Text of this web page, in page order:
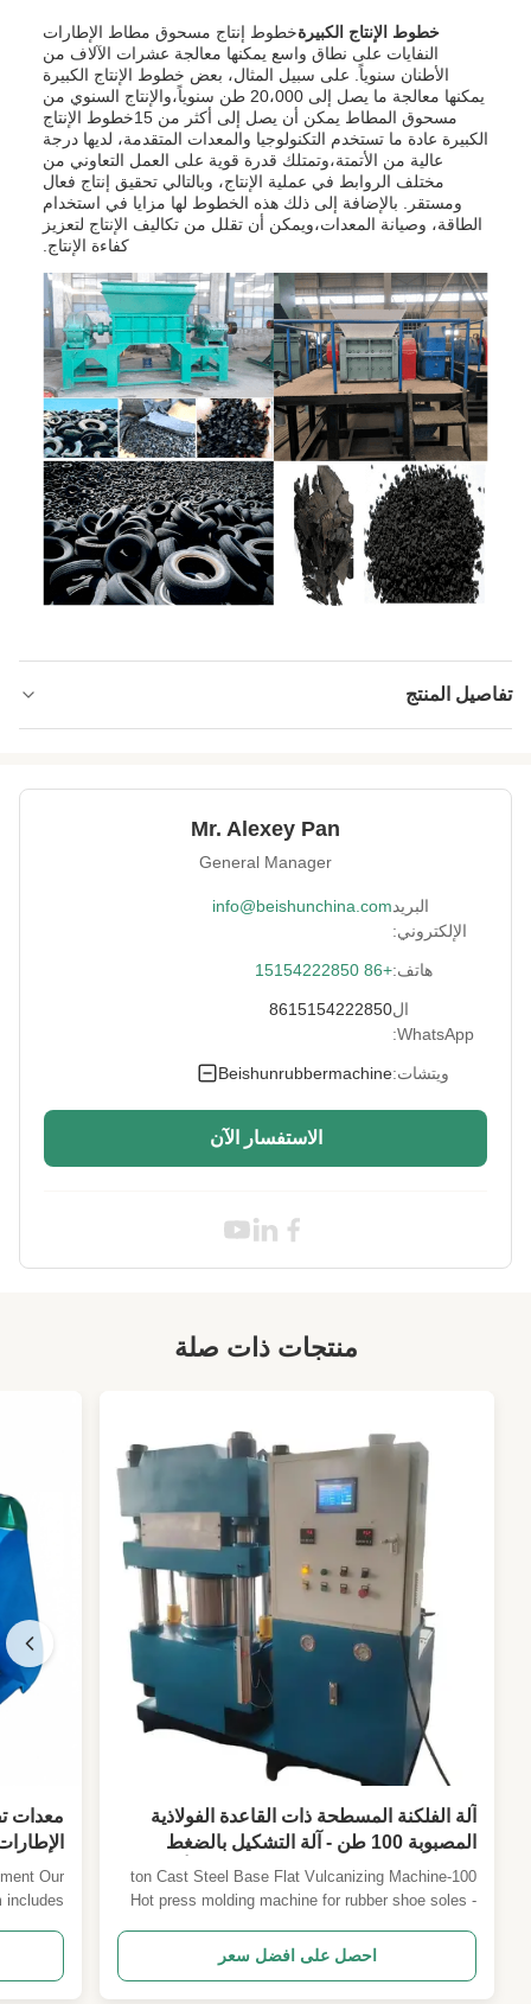
خطوط الإنتاج الكبيرةخطوط إنتاج مسحوق مطاط الإطارات
النفايات على نطاق واسع يمكنها معالجة عشرات الآلاف من
الأطنان سنوياً. على سبيل المثال، بعض خطوط الإنتاج الكبيرة
يمكنها معالجة ما يصل إلى 20،000 طن سنوياً،والإنتاج السنوي من
مسحوق المطاط يمكن أن يصل إلى أكثر من 15خطوط الإنتاج
الكبيرة عادة ما تستخدم التكنولوجيا والمعدات المتقدمة، لديها درجة
عالية من الأتمتة،وتمتلك قدرة قوية على العمل التعاوني من
مختلف الروابط في عملية الإنتاج، وبالتالي تحقيق إنتاج فعال
ومستقر. بالإضافة إلى ذلك هذه الخطوط لها مزايا في استخدام
الطاقة، وصيانة المعدات،ويمكن أن تقلل من تكاليف الإنتاج لتعزيز
كفاءة الإنتاج.
تفاصيل المنتج
لفة الحديد الزهر المبردة
Three Kind Bush: النايلون بوش / بوش النحاس / كروي
آلة إعادة تدوير الإطارات
خط إنتاج مسحوق المطاط لإعادة تدوير الإطارات
Mr. Alexey Pan
General Manager
البريد
الإلكتروني:
info@beishunchina.com
هاتف:+86 15154222850
ال
WhatsApp:
8615154222850
ويتشات:Beishunrubbermachine
الاستفسار الآن
منتجات ذات صلة
آلة الفلكنة المسطحة ذات القاعدة الفولاذية
المصبوبة 100 طن - آلة التشكيل بالضغط
الساخن لنعال الأحذية المطاطية - نوع أربعة
أعمدة مع طبقتين للعمل
100-ton Cast Steel Base Flat Vulcanizing Machine
Hot press molding machine for rubber shoe soles -
Overview Our 100-ton four-column flat vulcanizing
press is specifically engineered for hot press
احصل على افضل سعر
معدات
معدات
Our
includes